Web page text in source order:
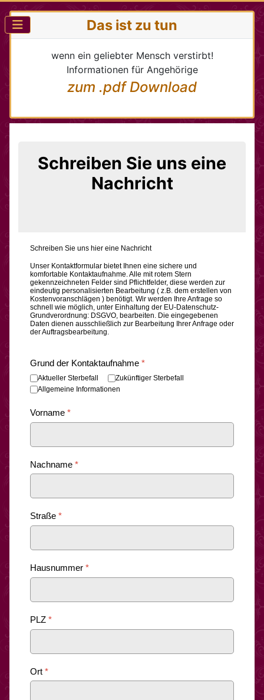
Das ist zu tun
wenn ein geliebter Mensch verstirbt!
Informationen für Angehörige
zum .pdf Download
Schreiben Sie uns eine
Nachricht
Schreiben Sie uns hier eine Nachricht
Unser Kontaktformular bietet Ihnen eine sichere und
komfortable Kontaktaufnahme. Alle mit rotem Stern
gekennzeichneten Felder sind Pflichtfelder, diese werden zur
eindeutig personalisierten Bearbeitung ( z.B. dem erstellen von
Kostenvoranschlägen ) benötigt. Wir werden Ihre Anfrage so
schnell wie möglich, unter Einhaltung der EU-Datenschutz-
Grundverordnung: DSGVO, bearbeiten. Die eingegebenen
Daten dienen ausschließlich zur Bearbeitung Ihrer Anfrage oder
der Auftragsbearbeitung.
Grund der Kontaktaufnahme *
Aktueller Sterbefall
Zukünftiger Sterbefall
Allgemeine Informationen
Vorname *
Nachname *
Straße *
Hausnummer *
PLZ *
Ort *